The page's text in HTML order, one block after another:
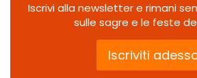
Iscrivi alla newsletter e rimani
sulle sagre e le feste
Iscriviti